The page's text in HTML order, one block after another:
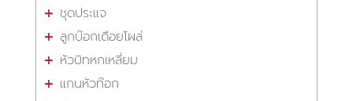
ชุดประแจ
ลูกบ๊อกเดือยโผล่
หัวบิทหกเหลี่ยม
แกนหัวท๊อก